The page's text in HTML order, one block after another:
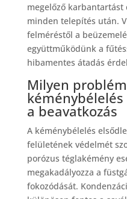
megelőző karbantartást
minden telepítés után.
felméréstől a
együttműködünk a
hibamentes átadás
Milyen
a beavatkozás
A kéménybélelés
felületének védelmét
porózus téglakémény
megakadályozza a
fokozódását.